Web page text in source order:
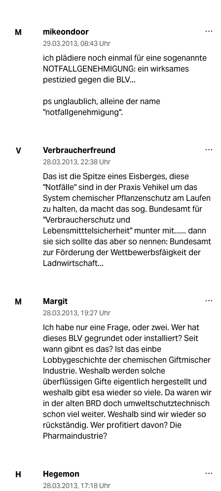
M mikeondoor
29.03.2013, 08:43 Uhr
ich plädiere noch einmal für eine sogenannte
NOTFALLGENEHMIGUNG: ein wirksames
pestizied gegen die BLV...
ps unglaublich, alleine der name
"notfallgenehmigung".
V Verbraucherfreund
28.03.2013, 22:38 Uhr
Das ist die Spitze eines Eisberges, diese
"Notfälle" sind in der Praxis Vehikel um das
System chemischer Pflanzenschutz am Laufen
zu halten, da macht das sog. Bundesamt für
"Verbraucherschutz und
Lebensmitttelsicherheit" munter mit...... dann
sie sich sollte das aber so nennen: Bundesamt
zur Förderung der Wettbewerbsfäigkeit der
Ladnwirtschaft...
M Margit
28.03.2013, 19:27 Uhr
Ich habe nur eine Frage, oder zwei. Wer hat
dieses BLV gegrundet oder installiert? Seit
wann gibnt es das? Ist das einbe
Lobbygeschichte der chemischen Giftmischer
Industrie. Weshalb werden solche
überflüssigen Gifte eigentlich hergestellt und
weshalb gibt esa wieder so viele. Da waren wir
in der alten BRD doch umweltschutztechnisch
schon viel weiter. Weshalb sind wir wieder so
rückständig. Wer profitiert davon? Die
Pharmaindustrie?
H Hegemon
28.03.2013, 17:18 Uhr